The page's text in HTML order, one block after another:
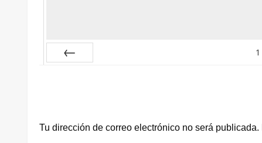
1
Tu dirección de correo electrónico no será publicada.